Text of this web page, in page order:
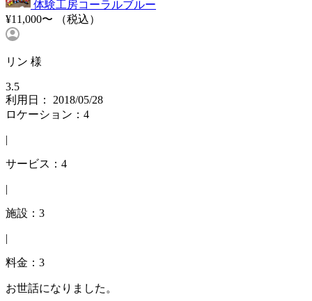
体験工房コーラルブルー
¥11,000〜
（税込）
リン 様
3.5
利用日： 2018/05/28
ロケーション：4
|
サービス：4
|
施設：3
|
料金：3
お世話になりました。